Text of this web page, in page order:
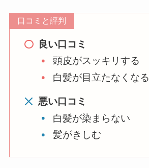
口コミと評判
良い口コミ
頭皮がスッキリする
白髪が目立たなくなる
悪い口コミ
白髪が染まらない
髪がきしむ